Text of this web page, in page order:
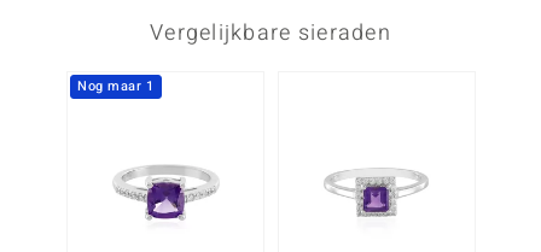
Vergelijkbare sieraden
Nog maar 1